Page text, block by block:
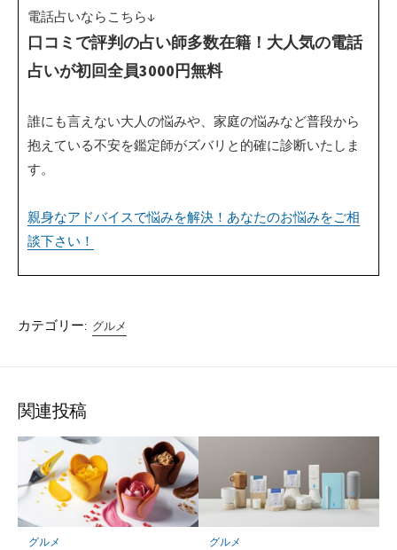
電話占いならこちら↓
口コミで評判の占い師多数在籍！大人気の電話
占いが初回全員3000円無料
誰にも言えない大人の悩みや、家庭の悩みなど普段から
抱えている不安を鑑定師がズバリと的確に診断いたしま
す。
親身なアドバイスで悩みを解決！あなたのお悩みをご相
談下さい！
カテゴリー: グルメ
関連投稿
グルメ グルメ